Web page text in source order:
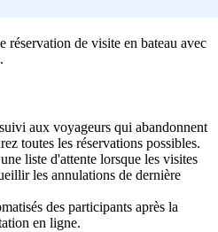
réservation de visite en bateau avec
aux voyageurs qui abandonnent
toutes les réservations possibles.
liste d'attente lorsque les visites
les annulations de dernière
des participants après la
en ligne.